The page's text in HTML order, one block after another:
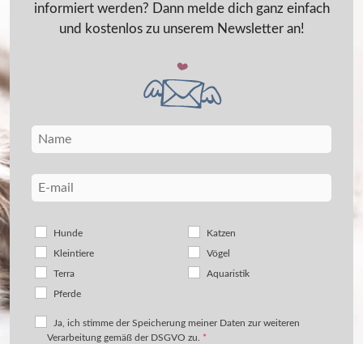
informiert werden? Dann melde dich ganz einfach
und kostenlos zu unserem Newsletter an!
Hunde
Kleintiere
Terra
Pferde
Katzen
Vögel
Aquaristik
Ja, ich stimme der Speicherung meiner Daten zur weiteren
Verarbeitung gemäß der DSGVO zu. *